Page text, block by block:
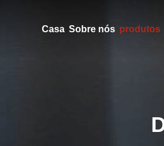
Casa Sobre nós produtos